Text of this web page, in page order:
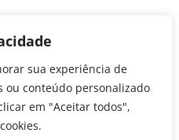
sua experiência de
ou conteúdo personalizado
em "Aceitar todos",